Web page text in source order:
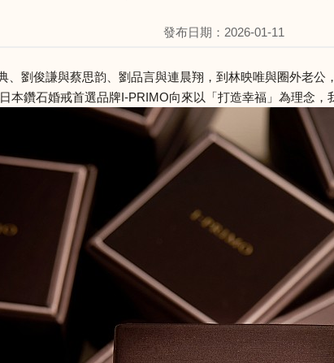
發布日期：2026-01-11
、劉俊謙與蔡思韵、劉品言與連晨翔，到林映唯與圈外老
本鑽石婚戒首選品牌I-PRIMO向來以「打造幸福」為理念